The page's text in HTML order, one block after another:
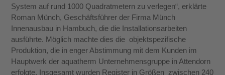
System auf rund 1000 Quadratmetern zu verlegen“, erklärte
Roman Münch, Geschäftsführer der Firma Münch
Innenausbau in Hambuch, die die Installationsarbeiten
ausführte. Möglich machte dies die objektspezifische
Produktion, die in enger Abstimmung mit dem Kunden im
Hauptwerk der aquatherm Unterneh­mensgruppe in Attendorn
erfolgte. Insgesamt wurden Register in Größen zwischen 240